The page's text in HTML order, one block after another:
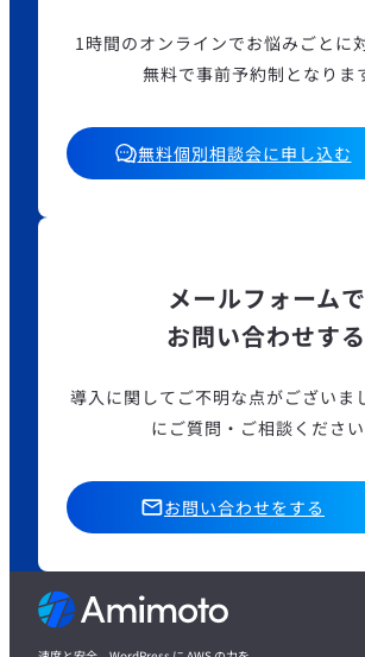
1時間のオンラインでお悩みごとに
無料で事前予約制となりま
無料個別相談会に申し込む
メールフォームで
お問い合わせする
導入に関してご不明な点がございま
にご質問・ご相談ください
お問い合わせをする